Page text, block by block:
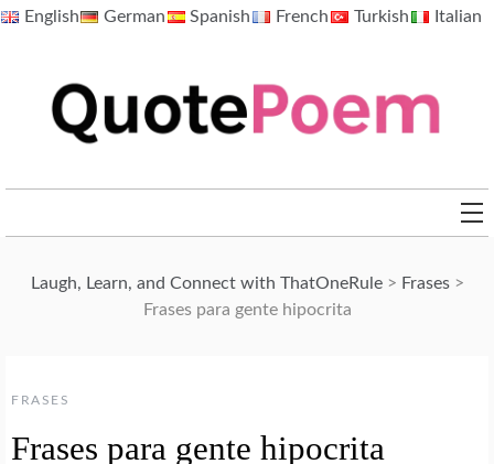
SkipEnglish German Spanish French Turkish Italian
Laugh, Learn, and Connect with ThatOneRule> Frases>
Frases para gente hipocrita
FRASES
Frases para gente hipocrita